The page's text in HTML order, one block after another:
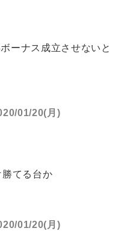
ーナス成立させないと
01/20(月)
てる台か
01/20(月)